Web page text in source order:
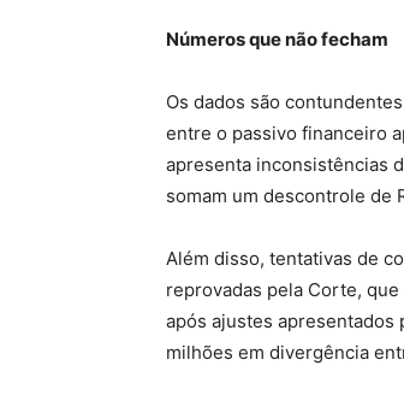
Números que não fecham
Os dados são
entre o passivo financeiro
apresenta inconsistências
somam um descontrole de
Além disso, tentativas de
reprovadas pela Corte,
após ajustes apresentados
milhões em divergência